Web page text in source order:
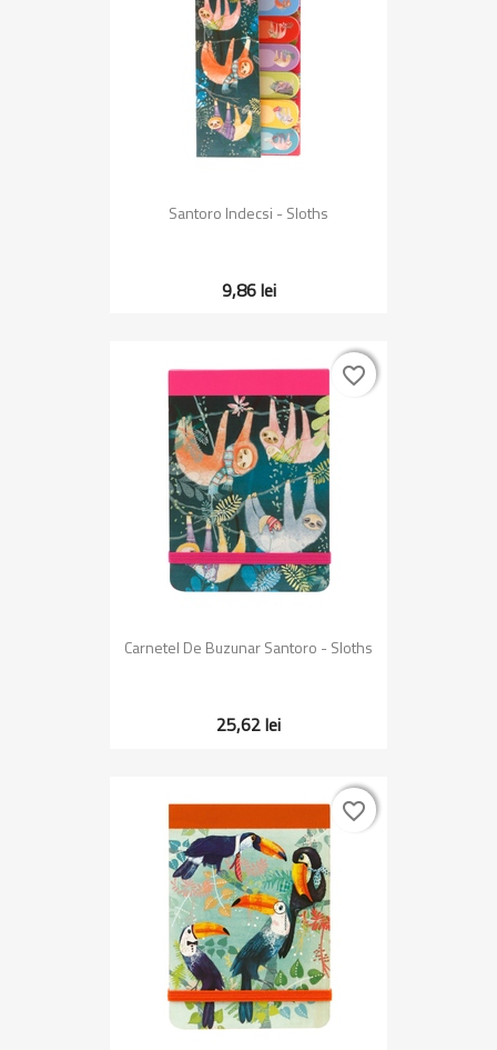
Santoro Indecsi - Sloths
9,86 lei
Carnetel De Buzunar Santoro - Sloths
25,62 lei
favorite_border
favorite_border
favorite_border
favorite_border